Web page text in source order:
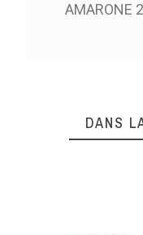
AMARONE
DANS